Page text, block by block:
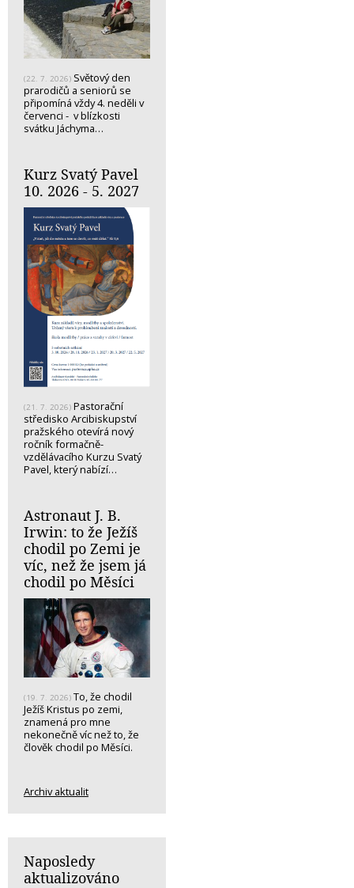
(22. 7. 2026) Světový den
prarodičů a seniorů se
připomíná vždy 4. neděli v
červenci - v blízkosti
svátku Jáchyma…
Kurz Svatý Pavel
10. 2026 - 5. 2027
(21. 7. 2026) Pastorační
středisko Arcibiskupství
pražského otevírá nový
ročník formačně-
vzdělávacího Kurzu Svatý
Pavel, který nabízí…
Astronaut J. B.
Irwin: to že Ježíš
chodil po Zemi je
víc, než že jsem já
chodil po Měsíci
(19. 7. 2026) To, že chodil
Ježíš Kristus po zemi,
znamená pro mne
nekonečně víc než to, že
člověk chodil po Měsíci.
Archiv aktualit
Naposledy
aktualizováno